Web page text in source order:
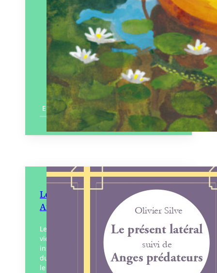
En savoir plus
Le Présent latéral suivi de
Anges prédateurs
Le présent latéral Inertie du temps, nos
vies s’alourdissent. Désormais, seuls les
instants valent pour existence. Les êtres
du présent latéral sont suspendus dans
le vide. Le monde…